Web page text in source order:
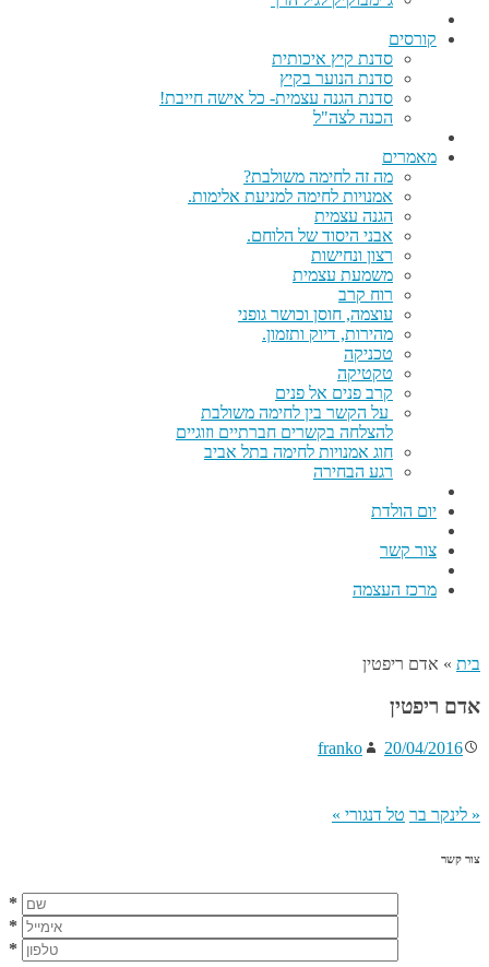
קורסים
סדנת קיץ איכותית
סדנת הנוער בקיץ
סדנת הגנה עצמית- כל אישה חייבת!
הכנה לצה"ל
מאמרים
מה זה לחימה משולבת?
אמנויות לחימה למניעת אלימות.
הגנה עצמית
אבני היסוד של הלוחם.
רצון ונחישות
משמעת עצמית
רוח קרב
עוצמה, חוסן וכושר גופני
מהירות, דיוק ותזמון.
טכניקה
טקטיקה
קרב פנים אל פנים
על הקשר בין לחימה משולבת
להצלחה בקשרים חברתיים וזוגיים
חוג אמנויות לחימה בתל אביב
רגע הבחירה
יום הולדת
צור קשר
מרכז העצמה
בית » אדם ריפטין
אדם ריפטין
20/04/2016
franko
« לינקר בר טל דנגורי »
צור קשר
*
*
*